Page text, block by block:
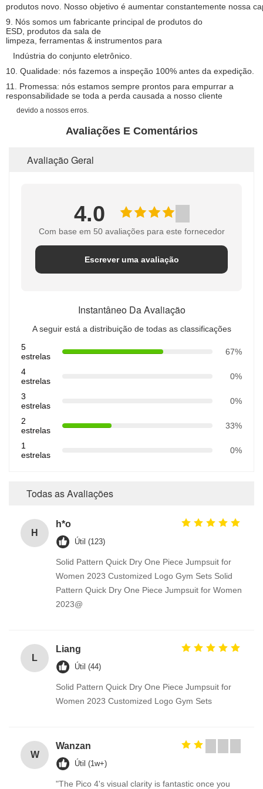
produtos novo. Nosso objetivo é aumentar constantemente nossa
9.
Nós somos um fabricante principal de produtos do
ESD, produtos da sala de
limpeza, ferramentas & instrumentos para
Indústria do conjunto eletrônico.
10. Qualidade: nós fazemos a inspeção 100% antes da expedição.
11. Promessa: nós estamos sempre prontos para empurrar a
responsabilidade se toda a perda causada a nosso cliente
devido a nossos erros.
Avaliações E Comentários
Avaliação Geral
4.0
Com base em 50 avaliações para este fornecedor
Escrever uma avaliação
Instantâneo Da Avaliação
A seguir está a distribuição de todas as classificações
5
estrelas
67%
4
estrelas
0%
3
estrelas
0%
2
estrelas
33%
1
estrelas
0%
Todas as Avaliações
H
h*o
Útil (123)
Solid Pattern Quick Dry One Piece Jumpsuit for
Women 2023 Customized Logo Gym Sets Solid
Pattern Quick Dry One Piece Jumpsuit for Women
2023@
L
Liang
Útil (44)
Solid Pattern Quick Dry One Piece Jumpsuit for
Women 2023 Customized Logo Gym Sets
W
Wanzan
Útil (1w+)
"The Pico 4's visual clarity is fantastic once you